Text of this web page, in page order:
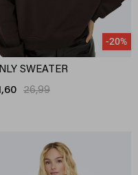
-20%
SWEATER
26,99